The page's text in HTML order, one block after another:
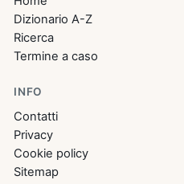
Dizionario A-Z
Ricerca
Termine a caso
INFO
Contatti
Privacy
Cookie policy
Sitemap